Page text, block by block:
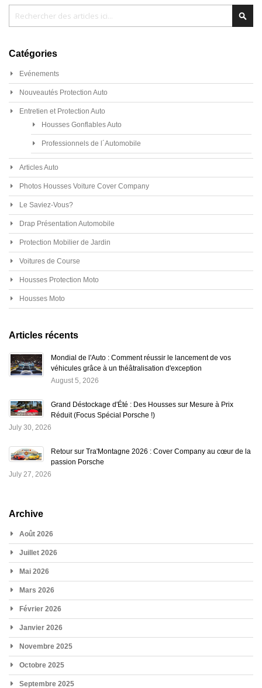
Catégories
Evénements
Nouveautés Protection Auto
Entretien et Protection Auto
Housses Gonflables Auto
Professionnels de l´Automobile
Articles Auto
Photos Housses Voiture Cover Company
Le Saviez-Vous?
Drap Présentation Automobile
Protection Mobilier de Jardin
Voitures de Course
Housses Protection Moto
Housses Moto
Articles récents
Mondial de l'Auto : Comment réussir le lancement de vos
véhicules grâce à un théâtralisation d'exception
August 5, 2026
Grand Déstockage d'Été : Des Housses sur Mesure à Prix
Réduit (Focus Spécial Porsche !)
July 30, 2026
Retour sur Tra'Montagne 2026 : Cover Company au cœur de la
passion Porsche
July 27, 2026
Archive
Août 2026
Juillet 2026
Mai 2026
Mars 2026
Février 2026
Janvier 2026
Novembre 2025
Octobre 2025
Septembre 2025